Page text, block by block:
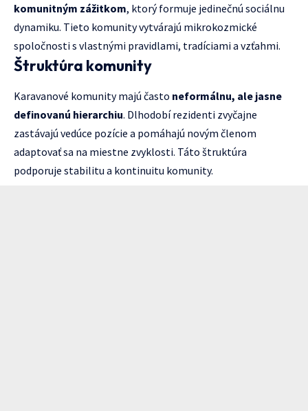
komunitným zážitkom, ktorý formuje jedinečnú sociálnu
dynamiku. Tieto komunity vytvárajú mikrokozmické
spoločnosti s vlastnými pravidlami, tradíciami a vzťahmi.
Štruktúra komunity
Karavanové komunity majú často neformálnu, ale jasne
definovanú hierarchiu. Dlhodobí rezidenti zvyčajne
zastávajú vedúce pozície a pomáhajú novým členom
adaptovať sa na miestne zvyklosti. Táto štruktúra
podporuje stabilitu a kontinuitu komunity.